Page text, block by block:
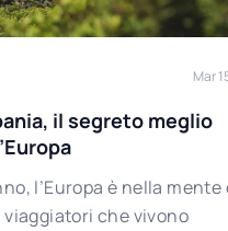
Mar
il segreto meglio
l’Europa è nella mente
che vivono